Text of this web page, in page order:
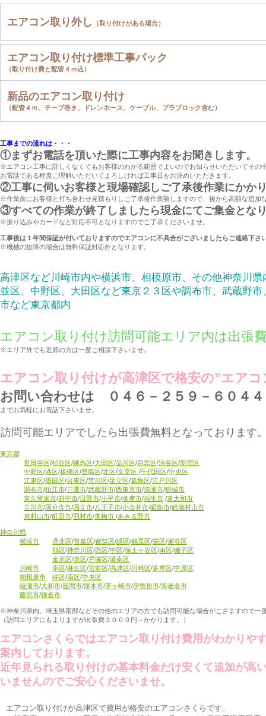
エアコン取り外し （取り付けがある場合）
エアコン取り付け標準工事パック
（取り付け費と配管４ｍ込）
新品のエアコン取り付け
（配管４ｍ、テープ巻き、ドレンホース、ケーブル、プラブロック含む）
工事までの流れは・・・
①まずお電話を頂いた際に工事内容をお聞きします。
※エアコン工事に詳しくなくてもお客様のわかる範囲でよいのでお知らせいただいてその
お電話である程度ご理解いただいてよろしければ工事日をお決めいただきます。
②工事に伺いお客様と現場確認しご了承後作業にかか
※作業前にお客様と打ち合わせ見積もりしご了承後作業致しますので、後から高額な追加
③すべての作業が終了しましたら現金にてご集金とな
※振り込みやカードなど対応不可となりますのでご了承くださいませ。
工事後は１年間保証が付いておりますのでエアコンに不具合がございましたらご連絡下さ
※機械の故障の場合は無料保証対応外となります。
高津区など川崎市内や横浜市、相模原市、その他神奈川
並区、中野区、大田区など東京２３区や調布市、武蔵野
市など東京都内
エアコン取り付け訪問可能エリア内は出張
※エリア外でも近郊の方は一度ご相談下さいませ。
エアコン取り付けが高津区で格安の”エアコ
お問い合わせは ０４６－２５９－６０４４
までお気軽にお電話下さいませ。
訪問可能エリアでしたら出張費無料となっております
東京都
世田谷区/杉並区/練馬区/大田区/品川区/目黒区/渋谷区/新宿区
中野区/港区/板橋区/豊島区/北区/文京区 /千代田区/中央区
江東区/墨田区/台東区/荒川区/足立区/葛飾区/江戸川区
調布市/狛江市/三鷹市/武蔵野市/西東京市/清瀬市/稲城市
東久留米市/府中市/日野市/小平市/多摩市/福生市 /東大和市
立川市/国分寺市/国立市/八王子市/小金井市/昭島市/武蔵村山市
東村山市/町田市/羽村市/青梅市 /あきる野市
神奈川県
横浜市
港北区/青葉区/都筑区/緑区/鶴見区/栄区/瀬谷区
旭区/神奈川区/西区/中区/保土ヶ谷区/南区/磯子区
金沢区/泉区/戸塚区/港南区
川崎市
幸区/麻生区/宮前区/高津区/川崎区/多摩区/中原区
相模原市
緑区/南区/中央区
綾瀬市/大和市/座間市/厚木市/茅ヶ崎市/伊勢原市/海老名市
藤沢市/鎌倉市
※神奈川県内、埼玉県南部などその他のエリアの方でも訪問可能な場合がござますので一
（訪問エリアにもよりますが出張費３０００円～かかります。）
エアコンさくらではエアコン取り付け費用がわかりや
案内しております。
近年見られる取り付けの基本料金だけ安くて追加が高
いませんのでご安心くださいませ。
エアコン取り付けが高津区で費用が格安のエアコンさくらです。